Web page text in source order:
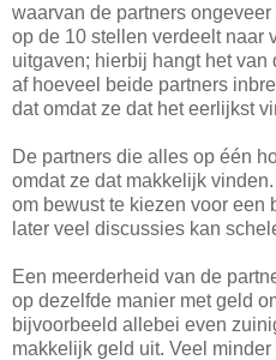
waarvan de partners
op de 10 stellen verdeelt naar
uitgaven; hierbij hangt het
af hoeveel beide partners
dat omdat ze dat het eerlijkst
De partners die alles op één
omdat ze dat makkelijk
om bewust te kiezen voor een
later veel discussies kan
Een meerderheid van de
op dezelfde manier met geld
bijvoorbeeld allebei even
makkelijk geld uit. Veel